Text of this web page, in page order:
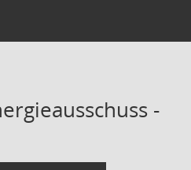
-